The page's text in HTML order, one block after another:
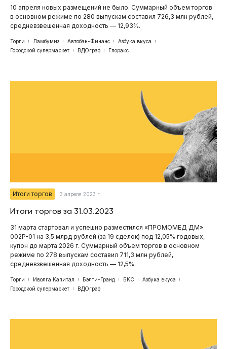
10 апреля новых размещений не было. Суммарный объем торгов
в основном режиме по 280 выпускам составил 726,3 млн рублей,
средневзвешенная доходность — 12,93%.
Торги Ламбумиз Автобан-Финанс
Азбука вкуса
Городской супермаркет
ВДОграф Глоракс
Итоги торгов 3 апреля 2023 г.
Итоги торгов за 31.03.2023
31 марта стартовал и успешно разместился «ПРОМОМЕД ДМ»
002P-01 на 3,5 млрд рублей (за 19 сделок) под 12,05% годовых,
купон до марта 2026 г. Суммарный объем торгов в основном
режиме по 278 выпускам составил 711,3 млн рублей,
средневзвешенная доходность — 12,5%.
Торги Иволга Капитал Бэлти-Гранд БКС
Азбука вкуса
Городской супермаркет
ВДОграф